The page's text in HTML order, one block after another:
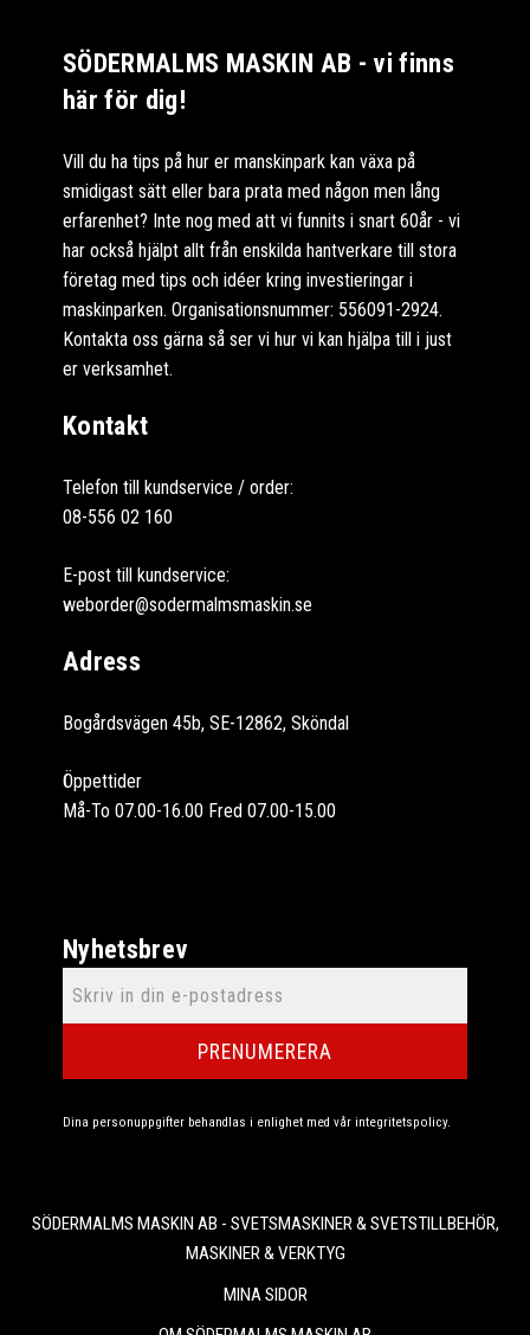
SÖDERMALMS MASKIN AB - vi finns
här för dig!
Vill du ha tips på hur er manskinpark kan växa på
smidigast sätt eller bara prata med någon men lång
erfarenhet? Inte nog med att vi funnits i snart 60år - vi
har också hjälpt allt från enskilda hantverkare till stora
företag med tips och idéer kring investieringar i
maskinparken. Organisationsnummer: 556091-2924.
Kontakta oss gärna så ser vi hur vi kan hjälpa till i just
er verksamhet.
Kontakt
Telefon till kundservice / order:
08-556 02 160
E-post till kundservice:
weborder@sodermalmsmaskin.se
Adress
Bogårdsvägen 45b, SE-12862, Sköndal
Öppettider
Må-To 07.00-16.00 Fred 07.00-15.00
Nyhetsbrev
PRENUMERERA
Dina personuppgifter behandlas i enlighet med vår integritetspolicy.
SÖDERMALMS MASKIN AB - SVETSMASKINER & SVETSTILLBEHÖR,
MASKINER & VERKTYG
MINA SIDOR